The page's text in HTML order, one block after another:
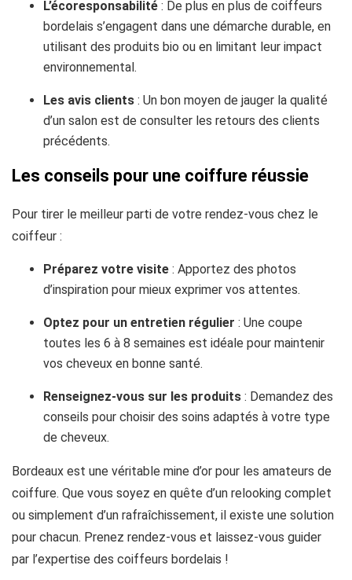
L’écoresponsabilité : De plus en plus de coiffeurs
bordelais s’engagent dans une démarche durable, en
utilisant des produits bio ou en limitant leur impact
environnemental.
Les avis clients : Un bon moyen de jauger la qualité
d’un salon est de consulter les retours des clients
précédents.
Les conseils pour une coiffure réussie
Pour tirer le meilleur parti de votre rendez-vous chez le
coiffeur :
Préparez votre visite : Apportez des photos
d’inspiration pour mieux exprimer vos attentes.
Optez pour un entretien régulier : Une coupe
toutes les 6 à 8 semaines est idéale pour maintenir
vos cheveux en bonne santé.
Renseignez-vous sur les produits : Demandez des
conseils pour choisir des soins adaptés à votre type
de cheveux.
Bordeaux est une véritable mine d’or pour les amateurs de
coiffure. Que vous soyez en quête d’un relooking complet
ou simplement d’un rafraîchissement, il existe une solution
pour chacun. Prenez rendez-vous et laissez-vous guider
par l’expertise des coiffeurs bordelais !